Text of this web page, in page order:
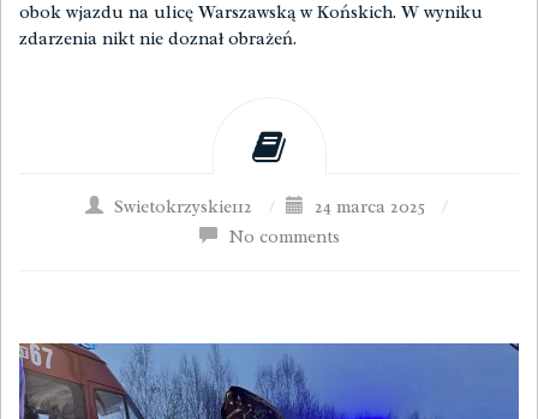
obok wjazdu na ulicę Warszawską w Końskich. W wyniku
zdarzenia nikt nie doznał obrażeń.
Swietokrzyskie112 / 24 marca 2025
/
No comments